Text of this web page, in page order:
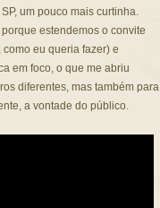
um pouco mais curtinha.
estendemos o convite
eu queria fazer) e
em foco, o que me abriu
diferentes, mas também para
a vontade do público.